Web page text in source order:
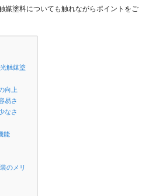
媒塗料についても触れながらポイントをご
触媒塗
向上
易さ
なさ
能
のメリ